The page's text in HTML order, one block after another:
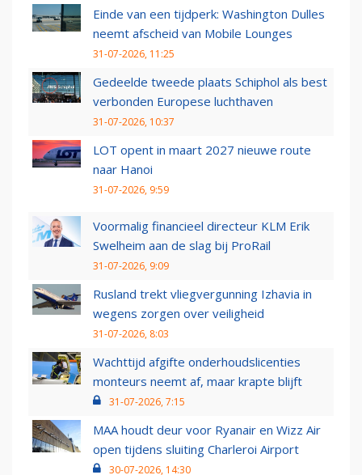
Einde van een tijdperk: Washington Dulles
neemt afscheid van Mobile Lounges
31-07-2026, 11:25
Gedeelde tweede plaats Schiphol als best
verbonden Europese luchthaven
31-07-2026, 10:37
LOT opent in maart 2027 nieuwe route
naar Hanoi
31-07-2026, 9:59
Voormalig financieel directeur KLM Erik
Swelheim aan de slag bij ProRail
31-07-2026, 9:09
Rusland trekt vliegvergunning Izhavia in
wegens zorgen over veiligheid
31-07-2026, 8:03
Wachttijd afgifte onderhoudslicenties
monteurs neemt af, maar krapte blijft
31-07-2026, 7:15
MAA houdt deur voor Ryanair en Wizz Air
open tijdens sluiting Charleroi Airport
30-07-2026, 14:30